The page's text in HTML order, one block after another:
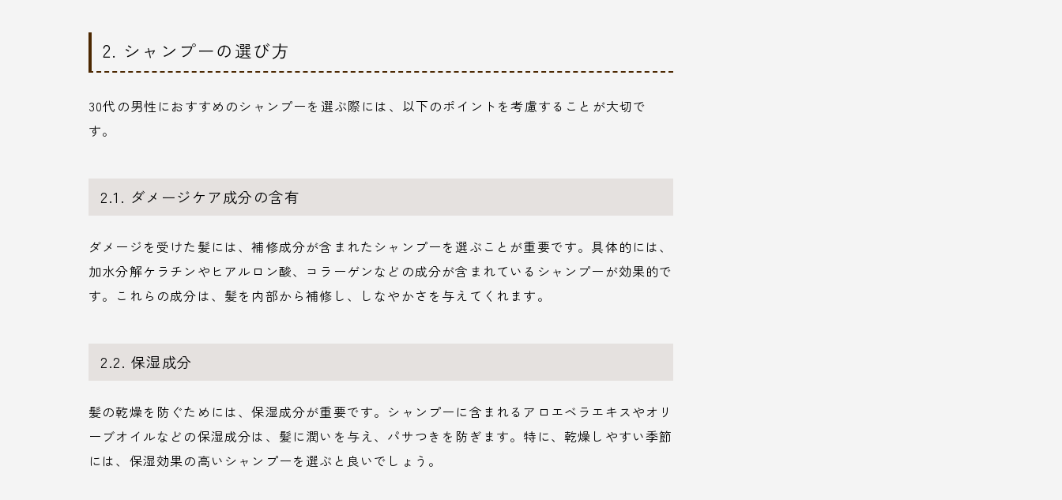
2. シャンプーの選び方
30代の男性におすすめのシャンプーを選ぶ際には、以下のポイントを考慮することが大切で
す。
2.1. ダメージケア成分の含有
ダメージを受けた髪には、補修成分が含まれたシャンプーを選ぶことが重要です。具体的には、
加水分解ケラチンやヒアルロン酸、コラーゲンなどの成分が含まれているシャンプーが効果的で
す。これらの成分は、髪を内部から補修し、しなやかさを与えてくれます。
2.2. 保湿成分
髪の乾燥を防ぐためには、保湿成分が重要です。シャンプーに含まれるアロエベラエキスやオリ
ーブオイルなどの保湿成分は、髪に潤いを与え、パサつきを防ぎます。特に、乾燥しやすい季節
には、保湿効果の高いシャンプーを選ぶと良いでしょう。